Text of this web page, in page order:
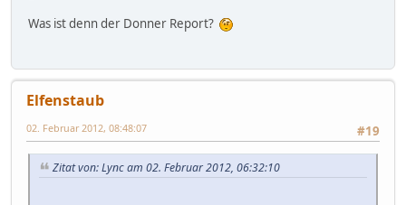
Was ist denn der Donner Report?
Elfenstaub
#19
02. Februar 2012, 08:48:07
Zitat von: Lync am 02. Februar 2012, 06:32:10